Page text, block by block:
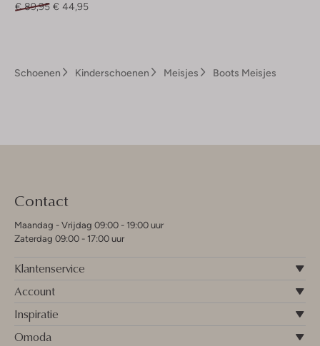
€ 89,95 € 44,95
Schoenen Kinderschoenen Meisjes Boots Meisjes
Contact
Maandag - Vrijdag 09:00 - 19:00 uur
Zaterdag 09:00 - 17:00 uur
Klantenservice
Account
Inspiratie
Omoda